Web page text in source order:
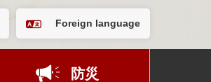
Foreign language
防災